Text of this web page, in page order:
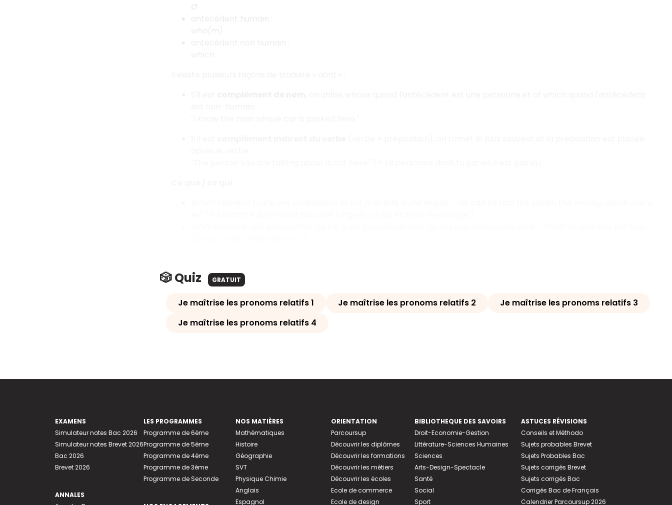
Ø
🎲 Quiz GRATUIT
Je maîtrise les pronoms relatifs 1 Je maîtrise les pronoms relatifs 2
Je maîtrise les pronoms relatifs 3
Je maîtrise les pronoms relatifs 4
EXAMENS
Simulateur notes Bac 2026
Simulateur notes Brevet 2026
Bac 2026
Brevet 2026
ANNALES
LES PROGRAMMES
Programme de 6ème
Programme de 5ème
Programme de 4ème
Programme de 3ème
Programme de Seconde
NOS MATIÈRES
Mathématiques
Histoire
Géographie
SVT
Physique Chimie
Anglais
Espagnol
ORIENTATION
Parcoursup
Découvrir les diplômes
Découvrir les formations
Découvrir les métiers
Découvrir les écoles
Ecole de commerce
Ecole de design
BIBLIOTHEQUE DES SAVOIRS
Droit-Economie-Gestion
Littérature-Sciences Humaines
Sciences
Arts-Design-Spectacle
Santé
Social
Sport
ASTUCES RÉVISIONS
Conseils et Méthodo
Sujets probables Brevet
Sujets Probables Bac
Sujets corrigés Brevet
Sujets corrigés Bac
Corrigés Bac de Français
Calendrier Parcoursup 2026